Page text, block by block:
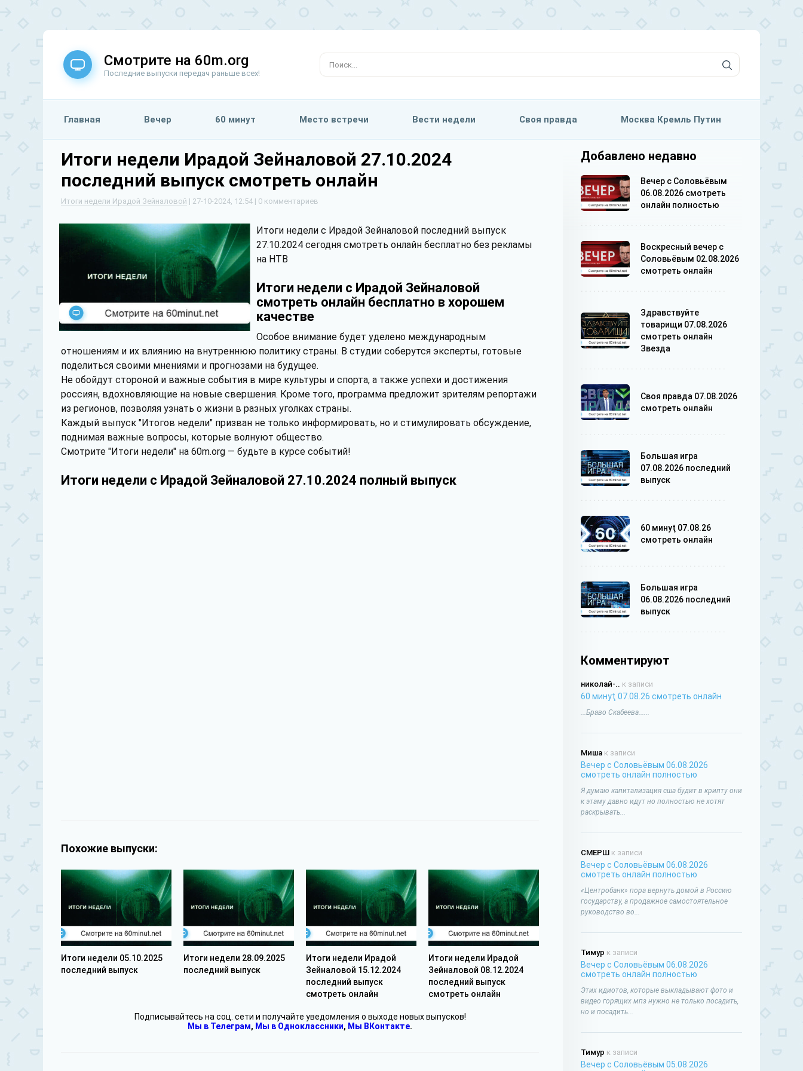
Смотрите на 60m.org
Последние выпуски передач раньше всех!
Главная Вечер 60 минут Место встречи Вести недели Своя правда Москва Кремль Путин
Итоги недели Ирадой Зейналовой 27.10.2024
последний выпуск смотреть онлайн
Итоги недели Ирадой Зейналовой | 27-10-2024, 12:54 | 0 комментариев
Итоги недели с Ирадой Зейналовой последний выпуск
27.10.2024 сегодня смотреть онлайн бесплатно без рекламы
на НТВ
Итоги недели с Ирадой Зейналовой
смотреть онлайн бесплатно в хорошем
качестве
Особое внимание будет уделено международным
отношениям и их влиянию на внутреннюю политику страны. В студии соберутся эксперты, готовые
поделиться своими мнениями и прогнозами на будущее.
Не обойдут стороной и важные события в мире культуры и спорта, а также успехи и достижения
россиян, вдохновляющие на новые свершения. Кроме того, программа предложит зрителям репортажи
из регионов, позволяя узнать о жизни в разных уголках страны.
Каждый выпуск "Итогов недели" призван не только информировать, но и стимулировать обсуждение,
поднимая важные вопросы, которые волнуют общество.
Смотрите "Итоги недели" на 60m.org — будьте в курсе событий!
Итоги недели с Ирадой Зейналовой 27.10.2024 полный выпуск
Похожие выпуски:
Итоги недели 05.10.2025
последний выпуск
Итоги недели 28.09.2025
последний выпуск
Итоги недели Ирадой
Зейналовой 15.12.2024
последний выпуск
смотреть онлайн
Итоги недели Ирадой
Зейналовой 08.12.2024
последний выпуск
смотреть онлайн
Подписывайтесь на соц. сети и получайте уведомления о выходе новых выпусков!
Мы в Телеграм, Мы в Одноклассники, Мы ВКонтакте.
Добавлено недавно
Вечер с Соловьёвым
06.08.2026 смотреть
онлайн полностью
Воскресный вечер с
Соловьёвым 02.08.2026
смотреть онлайн
Здравствуйте
товарищи 07.08.2026
смотреть онлайн
Звезда
Своя правда 07.08.2026
смотреть онлайн
Большая игра
07.08.2026 последний
выпуск
60 минуţ 07.08.26
смотреть онлайн
Большая игра
06.08.2026 последний
выпуск
Комментируют
николай-.. к записи
60 минуţ 07.08.26 смотреть онлайн
...Браво Скабеева......
Миша к записи
Вечер с Соловьёвым 06.08.2026
смотреть онлайн полностью
Я думаю капитализация сша будит в крипту они
к этаму давно идут но полностью не хотят
раскрывать...
СМЕРШ к записи
Вечер с Соловьёвым 06.08.2026
смотреть онлайн полностью
«Центробанк» пора вернуть домой в Россию
государству, а продажное самостоятельное
руководство во...
Тимур к записи
Вечер с Соловьёвым 06.08.2026
смотреть онлайн полностью
Этих идиотов, которые выкладывают фото и
видео горящих мпз нужно не только посадить,
но и посадить...
Тимур к записи
Вечер с Соловьёвым 05.08.2026